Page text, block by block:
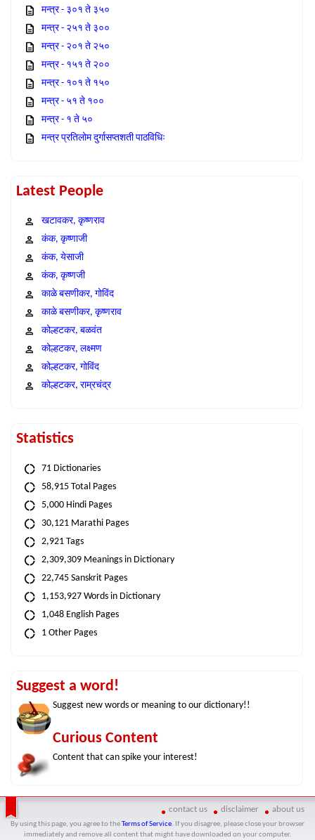
मन्त्र - ३०१ ते ३५०
मन्त्र - २५१ ते ३००
मन्त्र - २०१ ते २५०
मन्त्र - १५१ ते २००
मन्त्र - १०१ ते १५०
मन्त्र - ५१ ते १००
मन्त्र - १ ते ५०
मन्त्र प्रतिलोम दुर्गासप्तशती पाठविधिः
Latest People
खटावकर, कृष्णराव
कंक, कृष्णाजी
कंक, येसाजी
कंक, कृष्णजी
काळे बसणीकर, गोविंद
काळे बसणीकर, कृष्णराव
कोल्हटकर, बळवंत
कोल्हटकर, लक्ष्मण
कोल्हटकर, गोविंद
कोल्हटकर, राम्रचंद्र
Statistics
71 Dictionaries
58,915 Total Pages
5,000 Hindi Pages
30,121 Marathi Pages
2,921 Tags
2,309,309 Meanings in Dictionary
22,745 Sanskrit Pages
1,153,927 Words in Dictionary
1,048 English Pages
1 Other Pages
Suggest a word!
Suggest new words or meaning to our dictionary!!
Curious Content
Content that can spike your interest!
contact us disclaimer about us
By using this page, you agree to the Terms of Service. If you disagree, please close your browser
immediately and remove all content that might have downloaded on your computer.